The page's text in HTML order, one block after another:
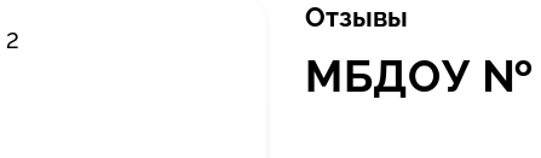
Отзывы
МБДОУ №